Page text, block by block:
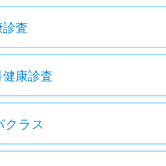
査
康診査
クラス